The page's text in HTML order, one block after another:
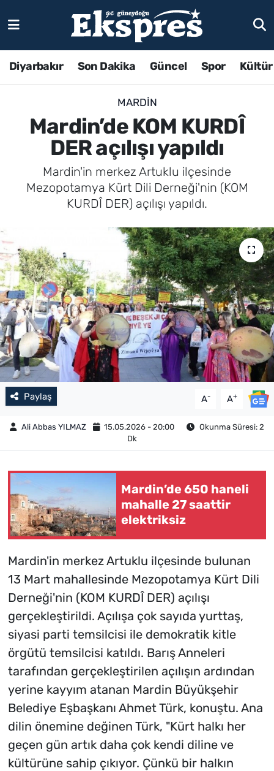
Diyarbakır Son Dakika Güncel Spor
MARDIN
Mardin’de KOM KURDÎ
DER açılışı yapıldı
Mardin'in merkez Artuklu ilçesinde
Mezopotamya Kürt Dili Derneği'nin (KOM
KURDÎ DER) açılışı yapıldı.
Paylaş A- A+
Ali Abbas YILMAZ 15.05.2026 - 20:00
Okunma Süresi: 2
Dk
Mardin’de 650 haneli
mahalle 27 saattir
elektriksiz
Mardin'in merkez Artuklu ilçesinde bulunan
13 Mart mahallesinde Mezopotamya Kürt Dili
Derneği'nin (KOM KURDÎ DER) açılışı
gerçekleştirildi. Açılışa çok sayıda yurttaş,
siyasi parti temsilcisi ile demokratik kitle
örgütü temsilcisi katıldı. Barış Anneleri
tarafından gerçekleştirilen açılışın ardından
yerine kayyım atanan Mardin Büyükşehir
Belediye Eşbaşkanı Ahmet Türk, konuştu. Ana
dilin önemine değinen Türk, "Kürt halkı her
geçen gün artık daha çok kendi diline ve
kültürüne sahip çıkıyor. Çünkü bir halkın